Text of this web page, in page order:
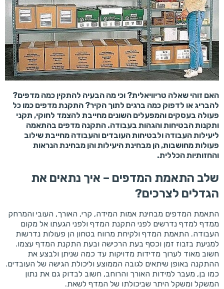
האם זוהי שאלה טריוויאלית? וכי מה הבעיה להתקין כמה מדפים?
להבריג או לדפוק כמה ברגים לתוך הקיר? התקנת מדפים כמו כל
פעולה בעסקים והמפעלים השונים מחייבת להצמד לחוקי, תקני
ותקנות הבטיחות והגהות בעבודה. התקנה מדפים בהתאמה
ליעילות העבודה ולבטיחות העובדים והעבודה מחייבת שילוב
פעולות מחושבות, הן מבחינת היעילות והן מבחינת הנראות
והחזותיות הכללית.
שלב התאמת המדפים – איך נתאים את
הגדלים לצרכים?
התאמת המדפים מבחינת אמות המידה, קרי, האורך, העובי והמרחק
ממדף למדף נדרשים לפני התקנת המדף ולפני הגעתו אל מקום
העבודה. התאמת המדף ולקיחת מרווח בטחון הן פעולות נדרשות
למניעת בזבוז זמן וכסף בעת הרכישה ובעת התקנת המדף עצמו.
חשוב מאוד לערוך מדידות מדויקות עד כמה שניתן ולבצע את
ההתקנה באופן שיתאים לגובה הממוצע וליכולת הגישה של העובדים.
כמו בן, מעבר למידות האורך והרוחב, חשוב לבדוק גם את נתון
המשקל ומשקל היתר שביכולתו של המדף לשאת.